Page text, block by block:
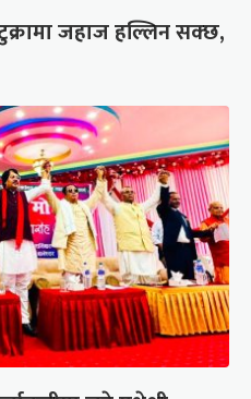
जहाज हल्लिन सक्छ,